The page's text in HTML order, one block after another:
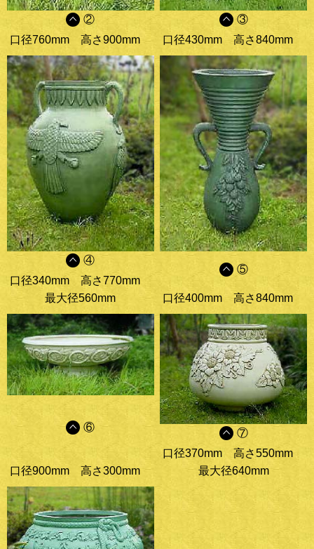
②
口径760mm 高さ900mm
③
口径430mm高さ840mm
④
口径340mm 高さ770mm
最大径560mm
⑤
口径400mm高さ840mm
⑥
口径900mm 高さ300mm
⑦
口径370mm高さ550mm
最大径640mm